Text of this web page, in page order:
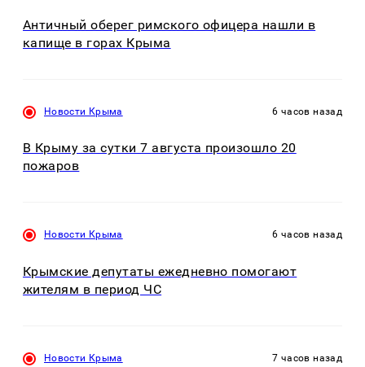
Античный оберег римского офицера нашли в
капище в горах Крыма
Новости Крыма 6 часов назад
В Крыму за сутки 7 августа произошло 20
пожаров
Новости Крыма 6 часов назад
Крымские депутаты ежедневно помогают
жителям в период ЧС
Новости Крыма 7 часов назад